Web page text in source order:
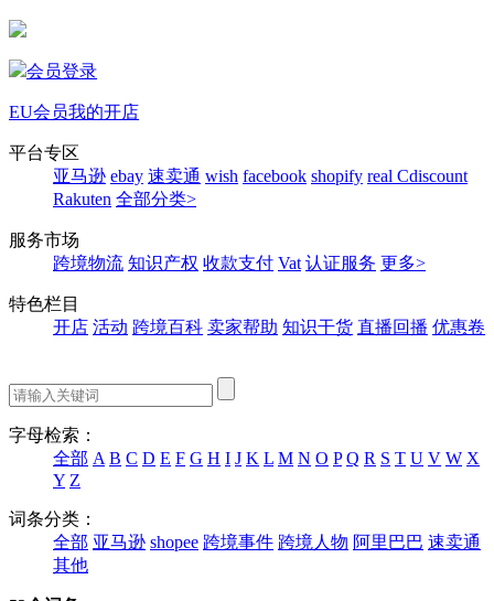
会员登录
EU会员我的开店
平台专区
亚马逊 ebay 速卖通 wish facebook shopify real Cdiscount
Rakuten 全部分类>
服务市场
跨境物流 知识产权 收款支付 Vat 认证服务 更多>
特色栏目
开店 活动 跨境百科 卖家帮助 知识干货 直播回播 优惠卷
字母检索：
全部 A B C D E F G H I J K L M N O P Q R S T U V W X
Y Z
词条分类：
全部 亚马逊 shopee 跨境事件 跨境人物 阿里巴巴 速卖通
其他